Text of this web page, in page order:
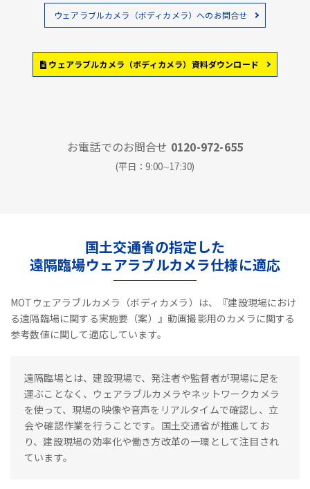
ウェアラブルカメラ（ボディカメラ）へのお問合せ
ウェアラブルカメラ（ボディカメラ）資料ダウンロード
お電話でのお問合せ 0120-972-655
(平日：9:00∼17:30)
国土交通省の指定した
遠隔臨場ウェアラブルカメラ仕様に適応
MOTウェアラブルカメラ（ボディカメラ）は、『建設現場におけ
る遠隔臨場に関する実施要（案）』動画撮影用のカメラに関する
参考数値に関して適応しています。
遠隔臨場とは、建設現場で、発注者や監督者が現場に足を
運ぶことなく、ウェアラブルカメラやネットワークカメラ
を使って、現場の映像や音声をリアルタイムで確認し、立
会や確認作業を行うことです。国土交通省が推進してお
り、建設現場の効率化や働き方改革の一環として注目され
ています。